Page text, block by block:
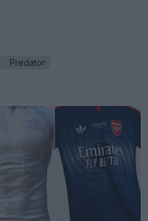
Predator